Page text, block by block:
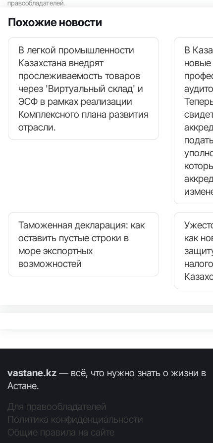
правообладателей.
Похожие новости
В легкой промышленности
Казахстана внедрят
прослеживаемость товаров
через 'Виртуальный склад' и
ЭСФ в рамках реализации
Комплексного плана развития
отрасли.
В
новые
Таможенная декларация: как
оставить пустые строки в
море экспортных
возможностей
как
vastane.kz — всё, что нужно знать о жизни в
Астане.
Для правообладателей
Политика конфиденциальности
Общие правила на сайте